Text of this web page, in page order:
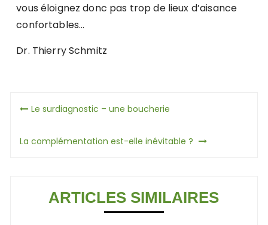
vous éloignez donc pas trop de lieux d’aisance
confortables…
Dr. Thierry Schmitz
Navigation
l’article
Le surdiagnostic – une boucherie
La complémentation est-elle inévitable ?
ARTICLES SIMILAIRES